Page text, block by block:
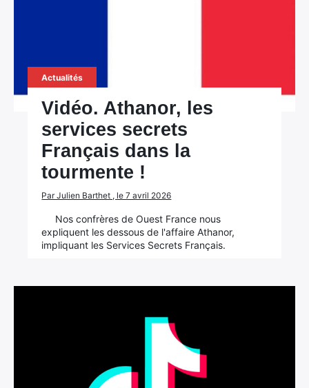
Actualités
Vidéo. Athanor, les
services secrets
Français dans la
tourmente !
Par Julien Barthet , le 7 avril 2026
Nos confrères de Ouest France nous
expliquent les dessous de l'affaire Athanor,
impliquant les Services Secrets Français.